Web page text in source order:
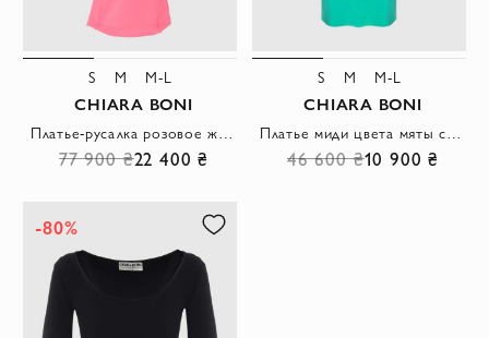
S M M-L
CHIARA BONI
77 900 ₴22 400 ₴
S M M-L
CHIARA BONI
46 600 ₴10 900 ₴
-80%